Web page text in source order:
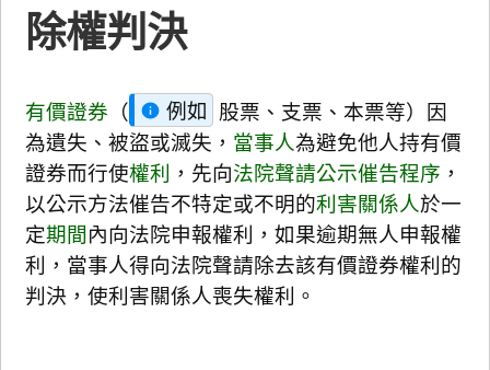
除權判決
有價證券 （ 例如 股票、支票、本票等）因
為遺失、被盜或滅失， 當事人為避免他人持有價
證券而行使權利 ，先向法院聲請公示催告程序 ，
以公示方法催告不特定或不明的利害關係人於一
定期間內向法院申報權利，如果逾期無人申報權
利，當事人得向法院聲請除去該有價證券權利的
判決，使利害關係人喪失權利。